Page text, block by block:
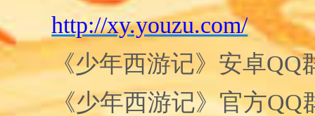
http://xy.youzu.com/
《少年西游记》安卓QQ
《少年西游记》官方QQ